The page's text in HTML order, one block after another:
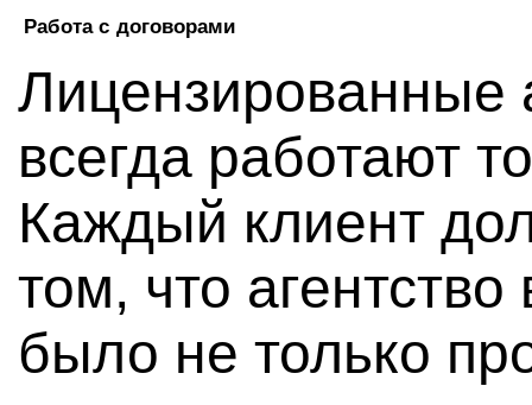
Работа с договорами
Лицензированные
всегда работают
Каждый клиент
том, что
было не только